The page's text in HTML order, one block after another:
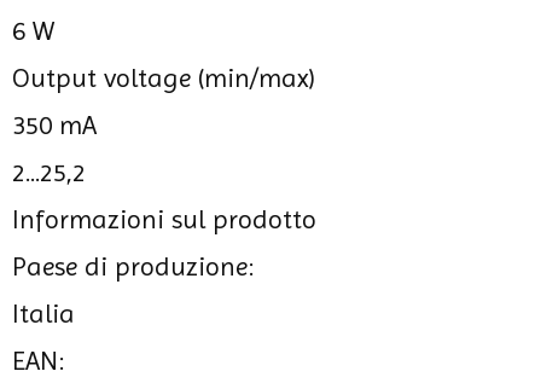
6 W
Output voltage (min/max)
350 mA
2...25,2
Informazioni sul prodotto
Paese di produzione:
Italia
EAN: